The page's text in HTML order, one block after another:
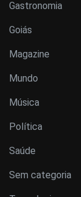
Gastronomia
Goiás
Magazine
Mundo
Música
Política
Saúde
Sem categoria